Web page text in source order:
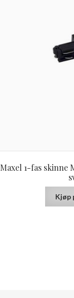
Maxel 1-fas skinne
Kjøp